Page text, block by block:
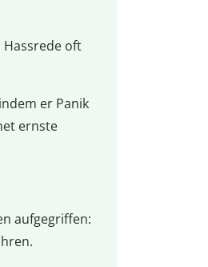
oft
er Panik
ernste
aufgegriffen: